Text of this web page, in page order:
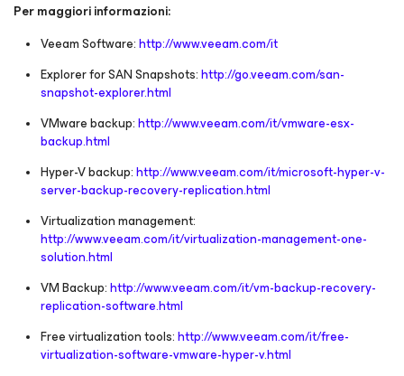
Per maggiori informazioni:
Veeam Software:http://www.veeam.com/it
Explorer for SAN Snapshots:http://go.veeam.com/san-
snapshot-explorer.html
VMware backup:http://www.veeam.com/it/vmware-esx-
backup.html
Hyper-V backup:http://www.veeam.com/it/microsoft-hyper-v-
server-backup-recovery-replication.html
Virtualization management:
http://www.veeam.com/it/virtualization-management-one-
solution.html
VM Backup:http://www.veeam.com/it/vm-backup-recovery-
replication-software.html
Free virtualization tools:http://www.veeam.com/it/free-
virtualization-software-vmware-hyper-v.html